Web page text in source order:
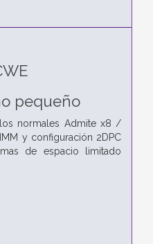
pequeño
normales Admite x8 /
y configuración 2DPC
de espacio limitado